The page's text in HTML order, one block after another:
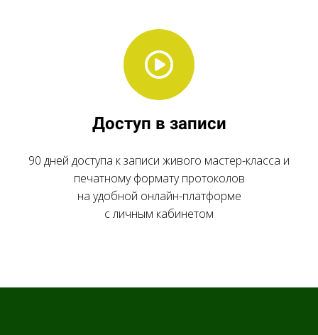
Доступ в записи
90 дней доступа к записи живого мастер-класса и
печатному формату протоколов
на удобной онлайн-платформе
с личным кабинетом